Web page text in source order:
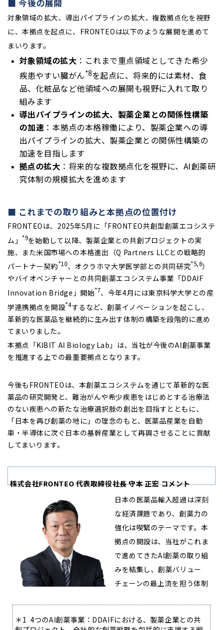
■ 今後の展開
対象領域の拡大、導出パイプラインの拡大、複数拠点化を視野
に、本拠点を起点に、FRONTEOは以下のような展開を進めて
まいります。
対象領域の拡大 ：これまで重点領域としてきた希少
疾患やすい臓がん*8を起点に、将来的には素材、食
品、化粧品など他領域への展開も視野に入れて取り
組みます
導出パイプラインの拡大、製薬企業との関係性構築
の加速 ：本拠点の本格稼働により、製薬企業への導
出パイプラインの拡大、製薬企業との関係性構築の
加速を目指します
拠点の拡大 ：将来的な複数拠点化を視野に、AI創薬研
究体制の規模拡大を進めます
■ これまでの取り組みと本拠点の位置付け
FRONTEO は、2025年5月に「FRONTEO共創型創薬エコシステ
ム」 *9を始動して以降、製薬企業との共創プロジェクトの実
施、また米国市場への本格進出（Q Partners LLCとの戦略的
パートナー契約*10、オクラホマ大学医学部との共同研究*5,6）
やバイオベンチャーとの共同創薬エコシステム事業「DDAIF
Innovation Bridge」開始*7、今年4月には東京科学大学との産
学連携拠点を開設*4するなど、創薬イノベーションを起こし、
革新的な医薬品を継続的に生み出す体制の構築を段階的に進め
てまいりました。
本拠点「KIBIT AI Biology Lab」は、当社が今後のAI創薬事業
を推進する上での最重要拠点となります。
今後もFRONTEOは、本創薬エコシステムを通じて革新的な医
薬品の研究開発と、難治がんや希少疾患をはじめとする治療法
のない疾患への新たな治療選択肢の創出を目指すとともに、
「日本を再び創薬の地に」の理念のもと、医薬品産業を自動
車・半導体に次ぐ日本の基幹産業として再興させることに貢献
してまいります。
株式会社FRONTEO 代表取締役社長 守本 正宏 コメント
日本の医薬品輸入超過は深刻
な経済課題であり、創薬力の
強化は喫緊のテーマです。本
拠点の開設は、当社がこれま
で進めてきたAI創薬の取り組
みを結集し、創薬バリュー
チェーンの最上流を担う体制
導体に次ぐ日本の基幹産業として再興させるため、本拠点を起
点としたエコシステムをグローバルに展開してまいります。
＊1 4つのAI創薬事業：DDAIFにおける、製薬企業との共